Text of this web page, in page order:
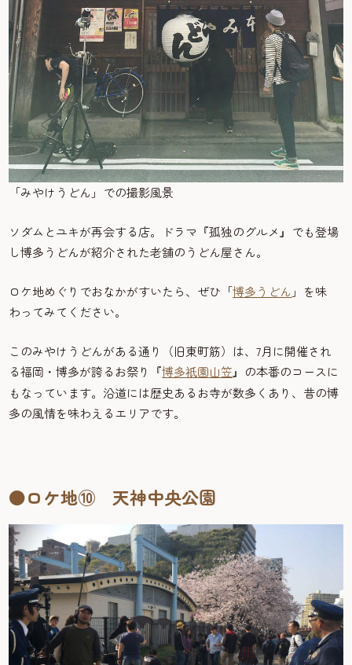
「みやけうどん」での撮影風景
ソダムとユキが再会する店。ドラマ『孤独のグルメ』でも登場
し博多うどんが紹介された老舗のうどん屋さん。
ロケ地めぐりでおなかがすいたら、ぜひ「博多うどん 」を味
わってみてください。
このみやけうどんがある通り（旧東町筋）は、7月に開催され
る福岡・博多が誇るお祭り『博多祇園山笠』の本番のコースに
もなっています。沿道には歴史あるお寺が数多くあり、昔の博
多の風情を味わえるエリアです。
●ロケ地⑩ 天神中央公園